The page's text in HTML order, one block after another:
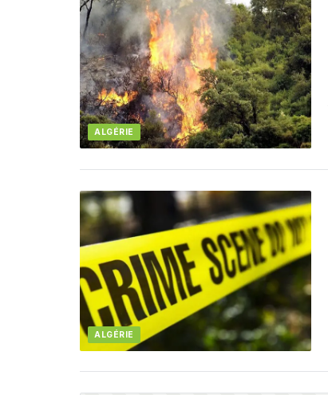
ALGÉRIE
ALGÉRIE